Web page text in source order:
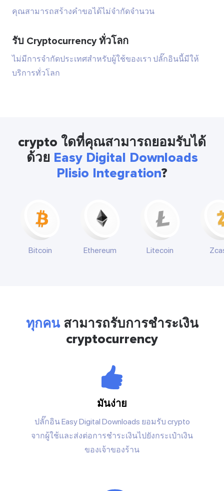
คุณสามารถสร้างคำขอได้ไม่จำกัดจำนวน
รับ Cryptocurrency ทั่วโลก
ไม่มีการจำกัดประเทศสำหรับผู้ใช้ของเรา ปลั๊กอินนี้มีให้
บริการทั่วโลก
crypto ใดที่คุณสามารถยอมรับได้
ด้วย Easy Digital Downloads
Plisio Integration?
Bitcoin Ethereum Litecoin
ทุกคนสามารถรับการชำระเงิน
cryptocurrency
มันง่าย
ปลั๊กอิน Easy Digital Downloads ยอมรับ crypto
จากผู้ใช้และส่งต่อการชำระเงินไปยังกระเป๋าเงิน
ของเจ้าของร้าน